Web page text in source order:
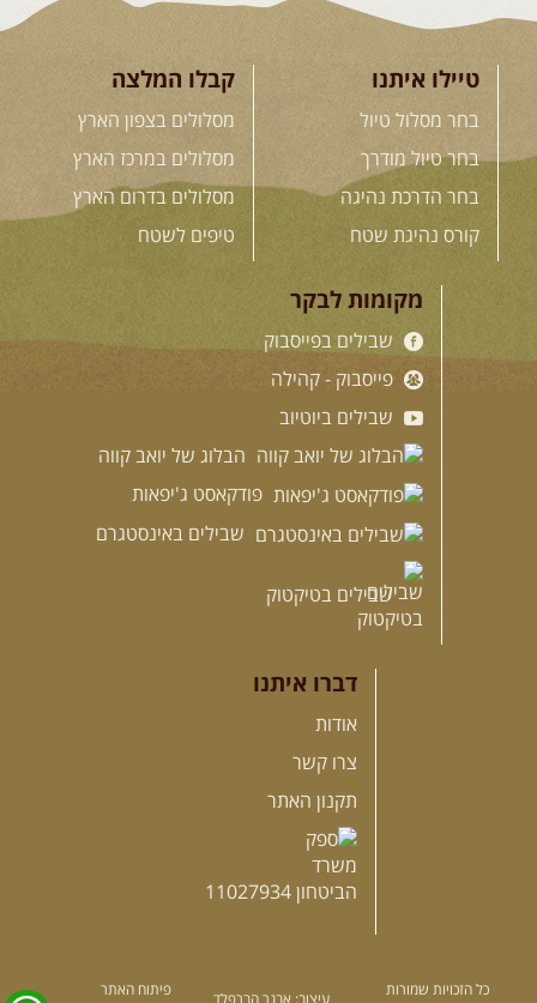
טיילו איתנו
בחר מסלול טיול
בחר טיול מודרך
בחר הדרכת נהיגה
קורס נהיגת שטח
קבלו המלצה
מסלולים בצפון הארץ
מסלולים במרכז הארץ
מסלולים בדרום הארץ
טיפים לשטח
מקומות לבקר
שבילים בפייסבוק
פייסבוק - קהילה
שבילים ביוטיוב
הבלוג של יואב קווה
פודקאסט ג'יפאות
שבילים באינסטגרם
שבילים בטיקטוק
דברו איתנו
אודות
צרו קשר
תקנון האתר
כל הזכויות שמורות
פיתוח האתר